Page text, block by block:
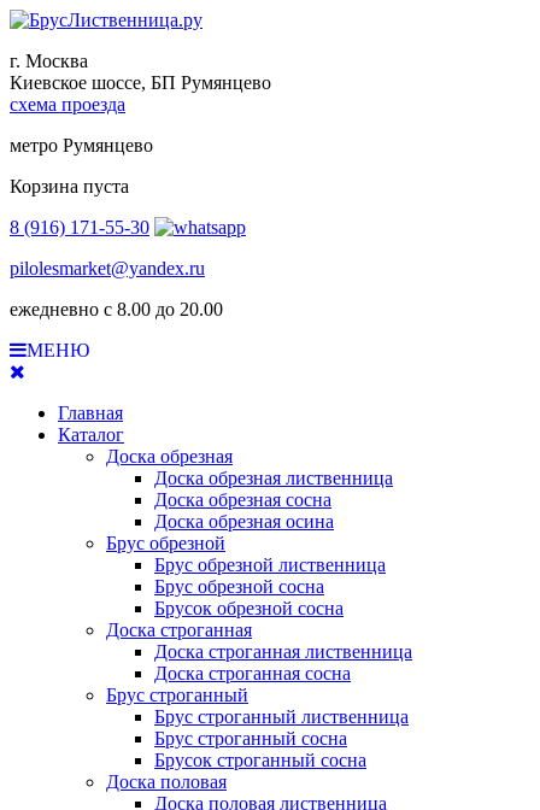
г. Москва
Киевское шоссе, БП Румянцево
схема проезда
метро Румянцево
Корзина пуста
8 (916) 171-55-30
pilolesmarket@yandex.ru
ежедневно с 8.00 до 20.00
МЕНЮ
Главная
Каталог
Доска обрезная
Доска обрезная лиственница
Доска обрезная сосна
Доска обрезная осина
Брус обрезной
Брус обрезной лиственница
Брус обрезной сосна
Брусок обрезной сосна
Доска строганная
Доска строганная лиственница
Доска строганная сосна
Брус строганный
Брус строганный лиственница
Брус строганный сосна
Брусок строганный сосна
Доска половая
Доска половая лиственница